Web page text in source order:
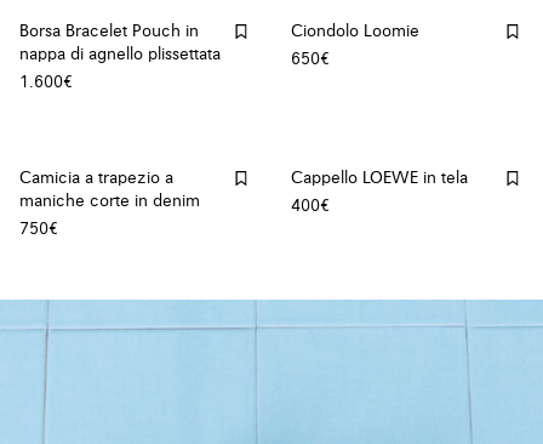
Borsa Bracelet Pouch in
nappa di agnello plissettata
1.600€
Ciondolo Loomie
650€
Camicia a trapezio a
maniche corte in denim
750€
Cappello LOEWE in tela
400€